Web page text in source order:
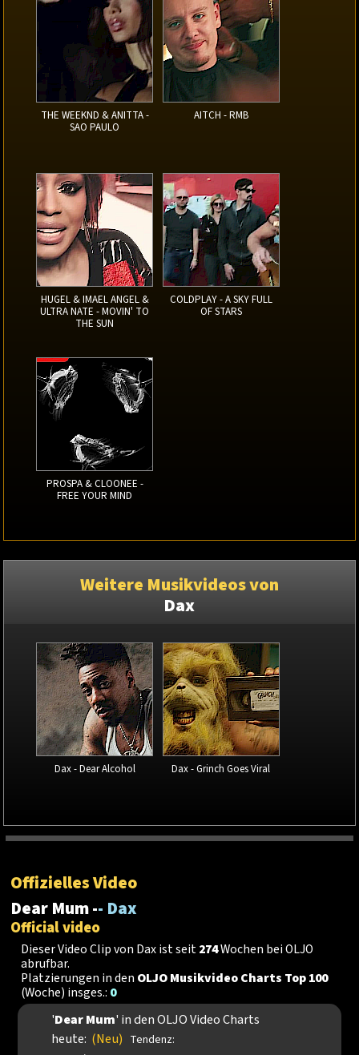
THE WEEKND & ANITTA -
SAO PAULO
AITCH - RMB
HUGEL & IMAEL ANGEL &
ULTRA NATE - MOVIN' TO
THE SUN
COLDPLAY - A SKY FULL
OF STARS
PROSPA & CLOONEE -
FREE YOUR MIND
Weitere Musikvideos von
Dax
Dax - Dear Alcohol Dax - Grinch Goes Viral
Offizielles Video
Dear Mum -- Dax
Official video
Dieser Video Clip von Dax ist seit274Wochen bei OLJO
abrufbar.
Platzierungen in den OLJO Musikvideo Charts Top 100
(Woche) insges.: 0
'Dear Mum' in den OLJO Video Charts
heute: (Neu) Tendenz: